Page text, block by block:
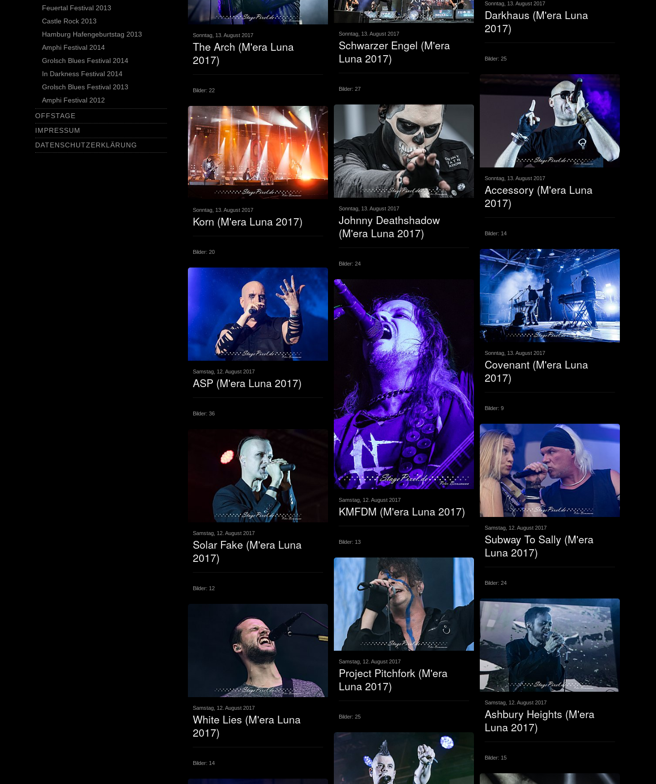
Feuertal Festival 2013
Castle Rock 2013
Hamburg Hafengeburtstag 2013
Amphi Festival 2014
Grolsch Blues Festival 2014
In Darkness Festival 2014
Grolsch Blues Festival 2013
Amphi Festival 2012
OFFSTAGE
IMPRESSUM
DATENSCHUTZERKLÄRUNG
Sonntag, 13. August 2017
Darkhaus (M'era Luna
2017)
Bilder: 25
Sonntag, 13. August 2017
The Arch (M'era Luna
2017)
Bilder: 22
Sonntag, 13. August 2017
Schwarzer Engel (M'era
Luna 2017)
Bilder: 27
Sonntag, 13. August 2017
Accessory (M'era Luna
2017)
Bilder: 14
Sonntag, 13. August 2017
Johnny Deathshadow
(M'era Luna 2017)
Bilder: 24
Sonntag, 13. August 2017
Korn (M'era Luna 2017)
Bilder: 20
Sonntag, 13. August 2017
Covenant (M'era Luna
2017)
Bilder: 9
Samstag, 12. August 2017
ASP (M'era Luna 2017)
Bilder: 36
Samstag, 12. August 2017
KMFDM (M'era Luna 2017)
Bilder: 13
Samstag, 12. August 2017
Subway To Sally (M'era
Luna 2017)
Bilder: 24
Samstag, 12. August 2017
Solar Fake (M'era Luna
2017)
Bilder: 12
Samstag, 12. August 2017
Project Pitchfork (M'era
Luna 2017)
Bilder: 25
Samstag, 12. August 2017
Ashbury Heights (M'era
Luna 2017)
Bilder: 15
Samstag, 12. August 2017
White Lies (M'era Luna
2017)
Bilder: 14